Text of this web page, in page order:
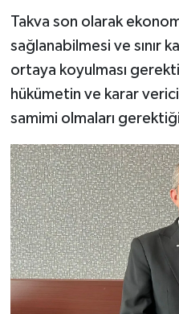
Takva son olarak
sağlanabilmesi ve sınır
ortaya koyulması
hükümetin ve karar
samimi olmaları